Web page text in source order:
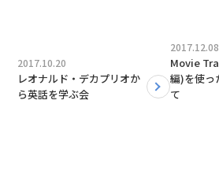
2017.10.20
レオナルド・デカプリオか
ら英話を学ぶ会
2017.12.08
Movie
編)を使っ
て